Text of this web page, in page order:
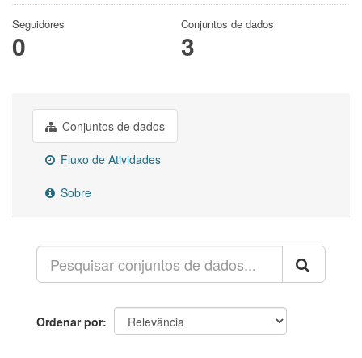
Seguidores
0
Conjuntos de dados
3
Conjuntos de dados
Fluxo de Atividades
Sobre
Ordenar por